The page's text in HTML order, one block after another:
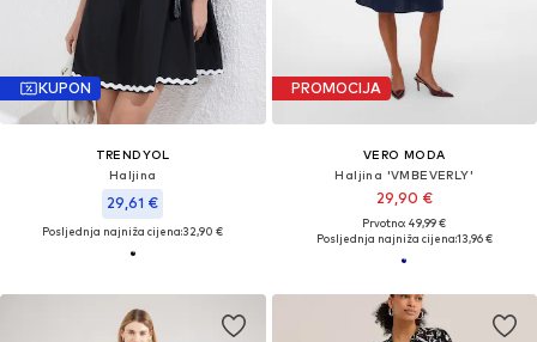
KUPON
TRENDYOL
Haljina
29,61 €
Posljednja najniža cijena:32,90 €
PROMOCIJA
VERO MODA
Haljina 'VMBEVERLY'
29,90 €
Prvotno: 49,99 €
Posljednja najniža cijena:13,96 €